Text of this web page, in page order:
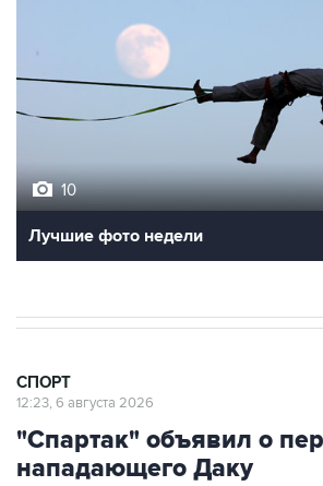
10
Лучшие фото недели
СПОРТ
12:23, 6 августа 2026
"Спартак" объявил о
нападающего Даку